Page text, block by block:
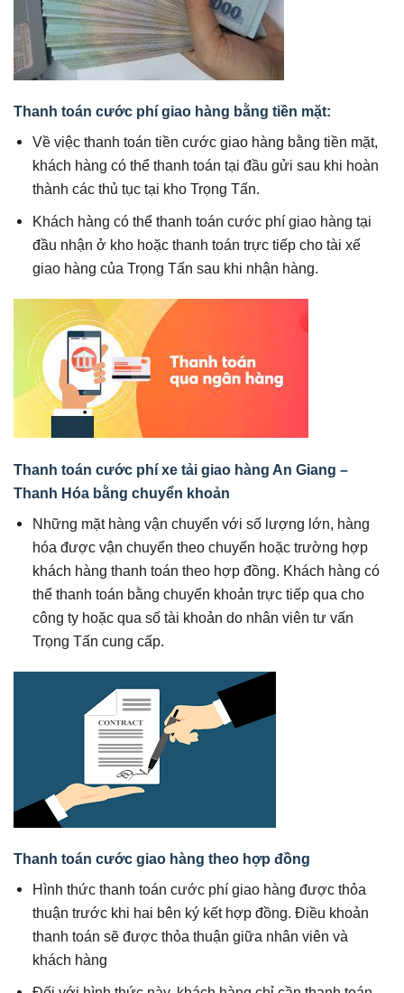
Thanh toán cước phí giao hàng bằng tiền mặt:
Về việc thanh toán tiền cước giao hàng bằng tiền mặt,
khách hàng có thể thanh toán tại đầu gửi sau khi hoàn
thành các thủ tục tại kho Trọng Tấn.
Khách hàng có thể thanh toán cước phí giao hàng tại
đầu nhận ở kho hoặc thanh toán trực tiếp cho tài xế
giao hàng của Trọng Tấn sau khi nhận hàng.
Thanh toán cước phí xe tải giao hàng An Giang –
Thanh Hóa bằng chuyển khoản
Những mặt hàng vận chuyển với số lượng lớn, hàng
hóa được vận chuyển theo chuyến hoặc trường hợp
khách hàng thanh toán theo hợp đồng. Khách hàng có
thể thanh toán bằng chuyển khoản trực tiếp qua cho
công ty hoặc qua số tài khoản do nhân viên tư vấn
Trọng Tấn cung cấp.
Thanh toán cước giao hàng theo hợp đồng
Hình thức thanh toán cước phí giao hàng được thỏa
thuận trước khi hai bên ký kết hợp đồng. Điều khoản
thanh toán sẽ được thỏa thuận giữa nhân viên và
khách hàng